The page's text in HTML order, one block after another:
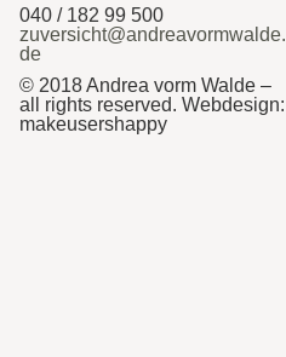
040 / 182 99 500
zuversicht@andreavormwalde.
de
© 2018 Andrea vorm Walde –
all rights reserved. Webdesign:
makeusershappy